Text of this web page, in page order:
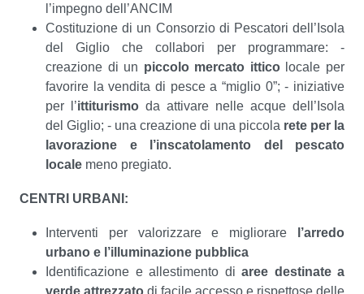
l’impegno dell’ANCIM
Costituzione di un Consorzio di Pescatori dell’Isola
del Giglio che collabori per programmare: -
creazione di un piccolo mercato itticolocale per
favorire la vendita di pesce a “miglio 0”; - iniziative
per l’ittiturismo da attivare nelle acque dell’Isola
del Giglio; - una creazione di una piccola rete per la
lavorazione e l’inscatolamento del pescato
locale meno pregiato.
CENTRI URBANI:
Interventi per valorizzare e migliorare
l’arredo
urbano e l’illuminazione pubblica
Identificazione e allestimento di aree destinate a
verde attrezzato di facile accesso e rispettose delle